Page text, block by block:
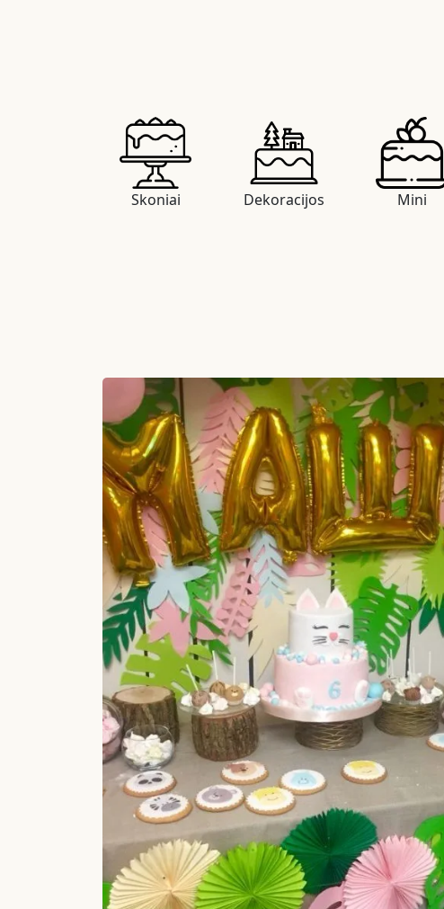
Skoniai Dekoracijos Mini